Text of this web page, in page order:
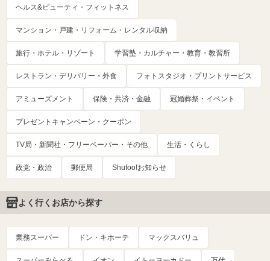
ヘルス&ビューティ・フィットネス
マンション・戸建・リフォーム・レンタル収納
旅行・ホテル・リゾート 学習塾・カルチャー・教育・教習所
レストラン・デリバリー・外食 フォトスタジオ・プリントサービス
アミューズメント 保険・共済・金融 冠婚葬祭・イベント
プレゼントキャンペーン・クーポン
TV局・新聞社・フリーペーパー・その他 生活・くらし
政党・政治 郵便局 Shufoo!お知らせ
よく行くお店から探す
業務スーパー ドン・キホーテ マックスバリュ